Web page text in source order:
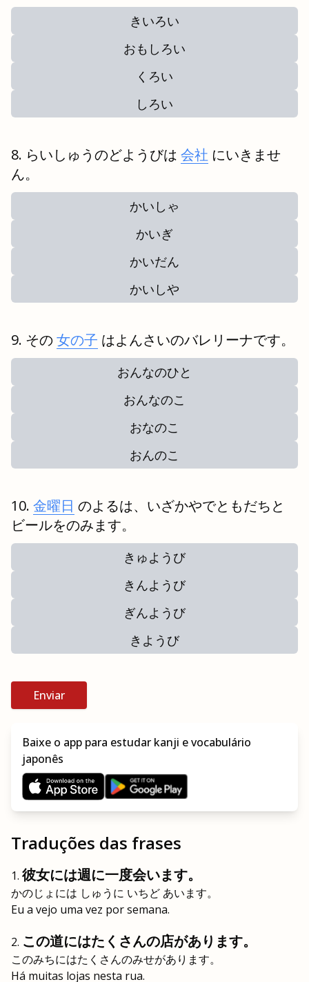
きいろい
おもしろい
くろい
しろい
らいしゅうのどようびは 会社 にいきませ
ん。
かいしゃ
かいぎ
かいだん
かいしや
その 女の子 はよんさいのバレリーナです。
おんなのひと
おんなのこ
おなのこ
おんのこ
金曜日 のよるは、いざかやでともだちと
ビールをのみます。
きゅようび
きんようび
ぎんようび
きようび
Enviar
Baixe o app para estudar kanji e vocabulário
japonês
Traduções das frases
彼女には週に一度会います。
かのじょには しゅうに いちど あいます。
Eu a vejo uma vez por semana.
この道にはたくさんの店があります。
このみちにはたくさんのみせがあります。
Há muitas lojas nesta rua.